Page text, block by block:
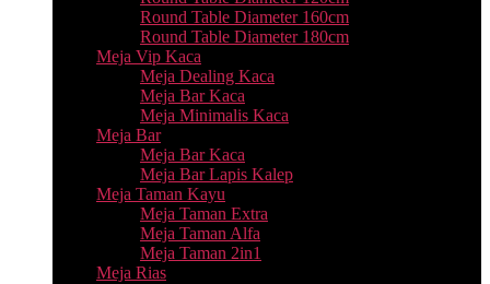
Round Table Diameter 160cm
Round Table Diameter 180cm
Meja Vip Kaca
Meja Dealing Kaca
Meja Bar Kaca
Meja Minimalis Kaca
Meja Bar
Meja Bar Kaca
Meja Bar Lapis Kalep
Meja Taman Kayu
Meja Taman Extra
Meja Taman Alfa
Meja Taman 2in1
Meja Rias